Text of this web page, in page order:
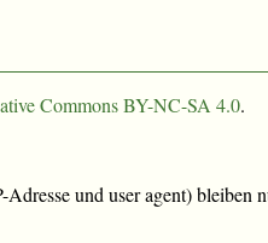
Commons BY-NC-SA 4.0.
und user agent) bleiben